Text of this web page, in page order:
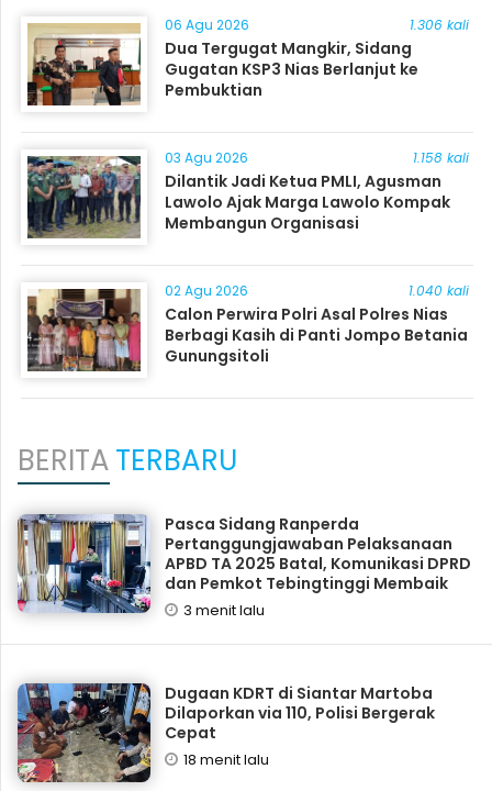
06 Agu 2026 1.306 kali
Dua Tergugat Mangkir, Sidang
Gugatan KSP3 Nias Berlanjut ke
Pembuktian
03 Agu 2026 1.158 kali
Dilantik Jadi Ketua PMLI, Agusman
Lawolo Ajak Marga Lawolo Kompak
Membangun Organisasi
02 Agu 2026 1.040 kali
Calon Perwira Polri Asal Polres Nias
Berbagi Kasih di Panti Jompo Betania
Gunungsitoli
BERITATERBARU
Pasca Sidang Ranperda
Pertanggungjawaban Pelaksanaan
APBD TA 2025 Batal, Komunikasi DPRD
dan Pemkot Tebingtinggi Membaik
3 menit lalu
Dugaan KDRT di Siantar Martoba
Dilaporkan via 110, Polisi Bergerak
Cepat
18 menit lalu